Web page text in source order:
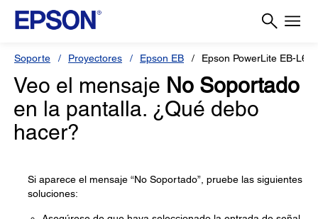
Soporte Proyectores Epson EB Epson PowerLite EB-
Veo el mensaje No Soportado
en la pantalla. ¿Qué debo
hacer?
Si aparece el mensaje “No Soportado”, pruebe las siguientes
soluciones: